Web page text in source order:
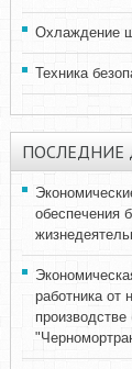
Охлаждение
Техника
ПОСЛЕДНИЕ
обеспечения
работника от